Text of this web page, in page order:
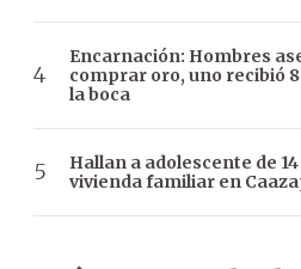
Encarnación: Hombres
comprar oro, uno recibió
la boca
Hallan a adolescente de
vivienda familiar en